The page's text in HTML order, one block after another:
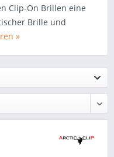
Clip-On Brillen eine
Brille und
»